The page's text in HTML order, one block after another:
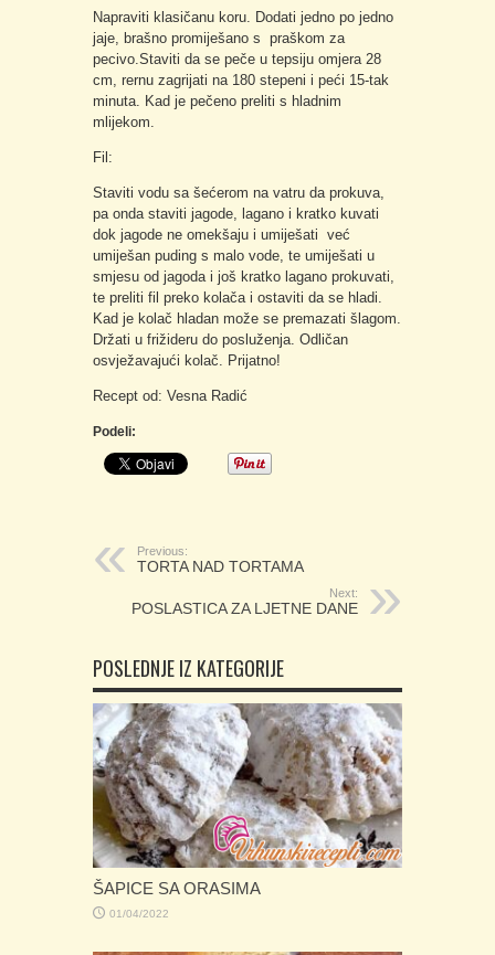
Napraviti klasičanu koru. Dodati jedno po jedno
jaje, brašno promiješano s praškom za
pecivo.Staviti da se peče u tepsiju omjera 28
cm, rernu zagrijati na 180 stepeni i peći 15-tak
minuta. Kad je pečeno preliti s hladnim
mlijekom.
Fil:
Staviti vodu sa šećerom na vatru da prokuva,
pa onda staviti jagode, lagano i kratko kuvati
dok jagode ne omekšaju i umiješati već
umiješan puding s malo vode, te umiješati u
smjesu od jagoda i još kratko lagano prokuvati,
te preliti fil preko kolača i ostaviti da se hladi.
Kad je kolač hladan može se premazati šlagom.
Držati u frižideru do posluženja. Odličan
osvježavajući kolač. Prijatno!
Recept od: Vesna Radić
Podeli:
Previous:
TORTA NAD TORTAMA
Next:
POSLASTICA ZA LJETNE DANE
POSLEDNJE IZ KATEGORIJE
ŠAPICE SA ORASIMA
01/04/2022